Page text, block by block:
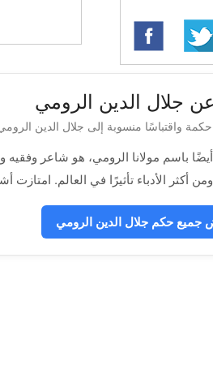
جلال الدين الرومي
(1207–1273م)، المعروف أيضًا باسم مولانا الرومي، هو
حكم جلال الدين الرومي